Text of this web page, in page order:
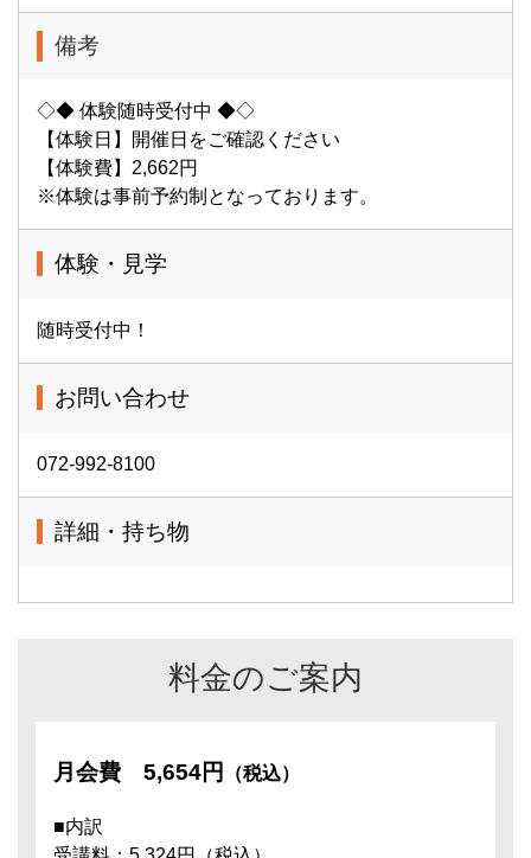
備考
◇◆ 体験随時受付中 ◆◇
【体験日】開催日をご確認ください
【体験費】2,662円
※体験は事前予約制となっております。
体験・見学
随時受付中！
お問い合わせ
072-992-8100
詳細・持ち物
料金のご案内
月会費 5,654円 （税込）
■内訳